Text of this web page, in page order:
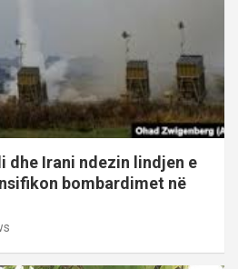
dhe Irani ndezin lindjen e
bombardimet në